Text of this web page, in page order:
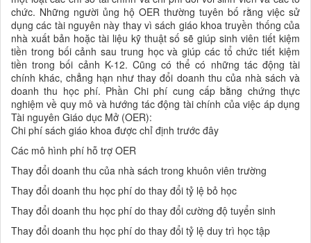
chức. Những người ủng hộ OER thường tuyên bố rằng việc sử
dụng các tài nguyên này thay vì sách giáo khoa truyền thống của
nhà xuất bản hoặc tài liệu kỹ thuật số sẽ giúp sinh viên tiết kiệm
tiền trong bối cảnh sau trung học và giúp các tổ chức tiết kiệm
tiền trong bối cảnh K-12. Cũng có thể có những tác động tài
chính khác, chẳng hạn như thay đổi doanh thu của nhà sách và
doanh thu học phí. Phần Chi phí cung cấp bằng chứng thực
nghiệm về quy mô và hướng tác động tài chính của việc áp dụng
Tài nguyên Giáo dục Mở (OER):
Chi phí sách giáo khoa được chỉ định trước đây
Các mô hình phí hỗ trợ OER
Thay đổi doanh thu của nhà sách trong khuôn viên trường
Thay đổi doanh thu học phí do thay đổi tỷ lệ bỏ học
Thay đổi doanh thu học phí do thay đổi cường độ tuyển sinh
Thay đổi doanh thu học phí do thay đổi tỷ lệ duy trì học tập